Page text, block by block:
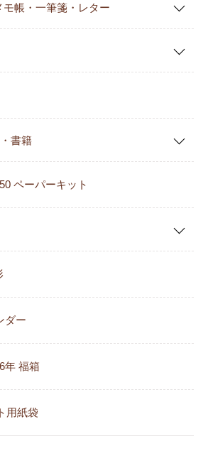
帳・一筆箋・レター
書籍
ペーパーキット
ダー
年 福箱
用紙袋